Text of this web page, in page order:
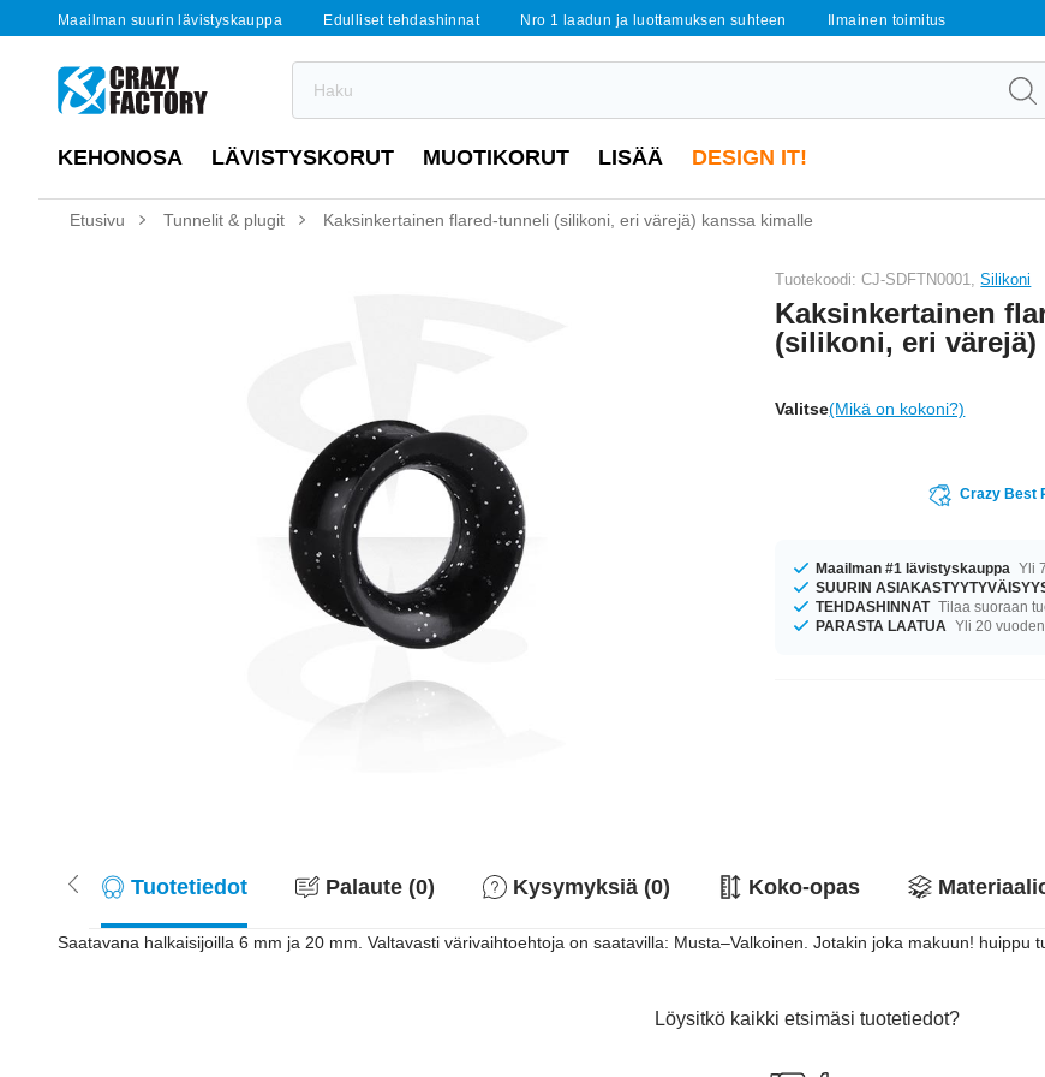
Maailman suurin lävistyskauppa Edulliset tehdashinnat Nro 1 laadun ja luottamuksen suhteen Ilmainen toimitus
KEHONOSA LÄVISTYSKORUT MUOTIKORUT LISÄÄ DESIGN IT!
Etusivu Tunnelit & plugit Kaksinkertainen flared-tunneli (silikoni, eri värejä) kanssa kimalle
Tuotekoodi: CJ-SDFTN0001,Silikoni
Kaksinkertainen
(silikoni, eri
Valitse(Mikä on kokoni?)
Crazy Best
Maailman #1 lävistyskauppa Yli
SUURIN
TEHDASHINNAT Tilaa suoraan
PARASTA LAATUA Yli 20
Tuotetiedot Palaute (0) Kysymyksiä (0) Koko-opas
Saatavana halkaisijoilla 6 mm ja 20 mm. Valtavasti värivaihtoehtoja on saatavilla: Musta–Valkoinen. Jotakin joka makuun! huippu
Löysitkö kaikki etsimäsi tuotetiedot?